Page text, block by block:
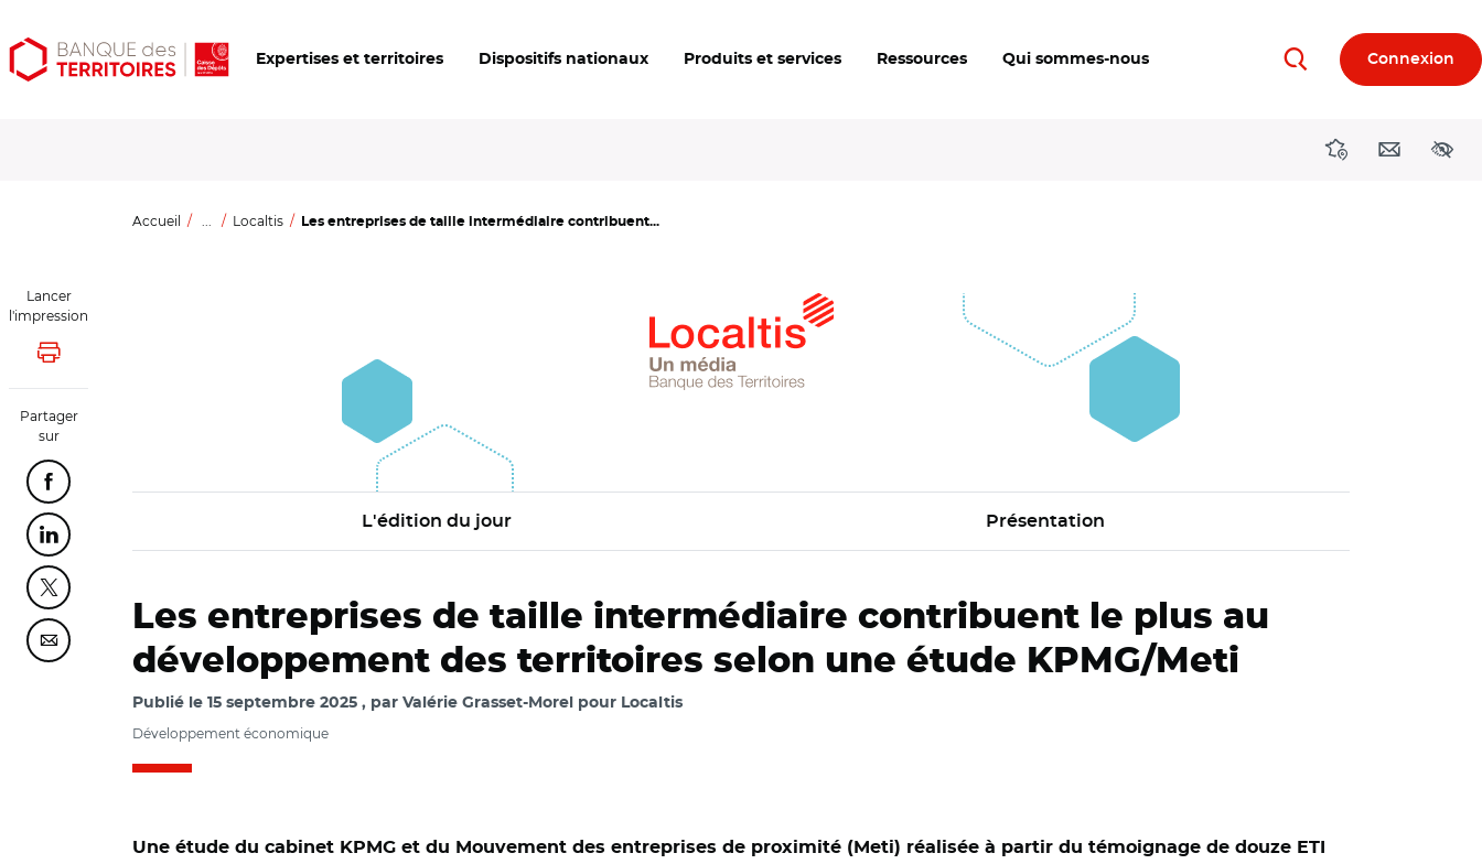
Aller
au
Aller
au
Ouvrir
les
Expertises et territoires Dispositifs nationaux Produits et services Ressources Qui sommes-nous RechercherConnexion
DirectionsContact
Accueil ... Localtis Les entreprises de taille intermédiaire contribuent...
L'édition du jour Présentation
Lancer
l'impression
Lancer l'impression
Partager
sur
Partager cette page sur Facebook
Partager cette page sur Linkedin
Partager cette page sur Twitter
Partager cette page sur Courriel
Les entreprises de taille intermédiaire contribuent le plus au
développement des territoires selon une étude KPMG/Meti
Publié le 15 septembre 2025 par Valérie Grasset-Morel pour Localtis
Développement économique
Une étude du cabinet KPMG et du Mouvement des entreprises de proximité (Meti) réalisée à partir du témoignage de douze ETI